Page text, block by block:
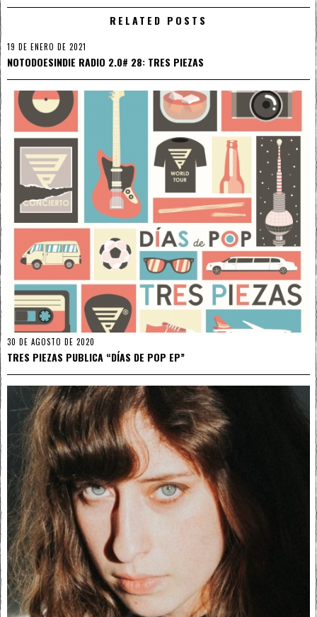
RELATED POSTS
19 DE ENERO DE 2021
NOTODOESINDIE RADIO 2.0# 28: TRES PIEZAS
30 DE AGOSTO DE 2020
TRES PIEZAS PUBLICA “DÍAS DE POP EP”